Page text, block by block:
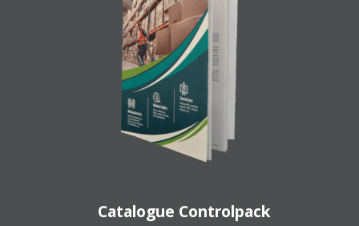
Catalogue Controlpack